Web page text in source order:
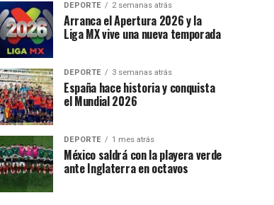
DEPORTE 2 semanas atrás
Arranca el Apertura 2026 y la
Liga MX vive una nueva temporada
DEPORTE 3 semanas atrás
España hace historia y conquista
el Mundial 2026
DEPORTE 1 mes atrás
México saldrá con la playera verde
ante Inglaterra en octavos